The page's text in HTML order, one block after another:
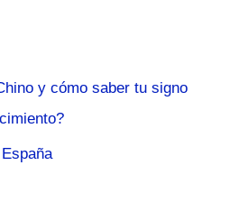
y cómo saber tu signo